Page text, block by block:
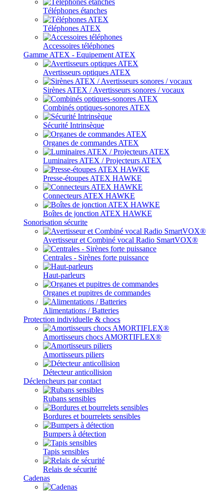
Téléphones étanches
Téléphones ATEX
Accessoires téléphones
Gamme ATEX - Equipement ATEX
Avertisseurs optiques ATEX
Sirènes ATEX / Avertisseurs sonores / vocaux
Combinés optiques-sonores ATEX
Sécurité Intrinsèque
Organes de commandes ATEX
Luminaires ATEX / Projecteurs ATEX
Presse-étoupes ATEX HAWKE
Connecteurs ATEX HAWKE
Boîtes de jonction ATEX HAWKE
Sonorisation sécurite
Avertisseur et Combiné vocal Radio SmartVOX®
Centrales - Sirènes forte puissance
Haut-parleurs
Organes et pupitres de commandes
Alimentations / Batteries
Protection individuelle & chocs
Amortisseurs chocs AMORTIFLEX®
Amortisseurs piliers
Détecteur anticollision
Déclencheurs par contact
Rubans sensibles
Bordures et bourrelets sensibles
Bumpers à détection
Tapis sensibles
Relais de sécurité
Cadenas